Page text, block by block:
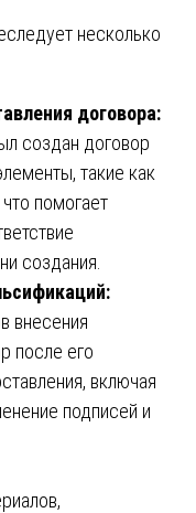
несколько
договора:
создан договор
такие как
помогает
создания.
внесения
после его
включая
подписей и